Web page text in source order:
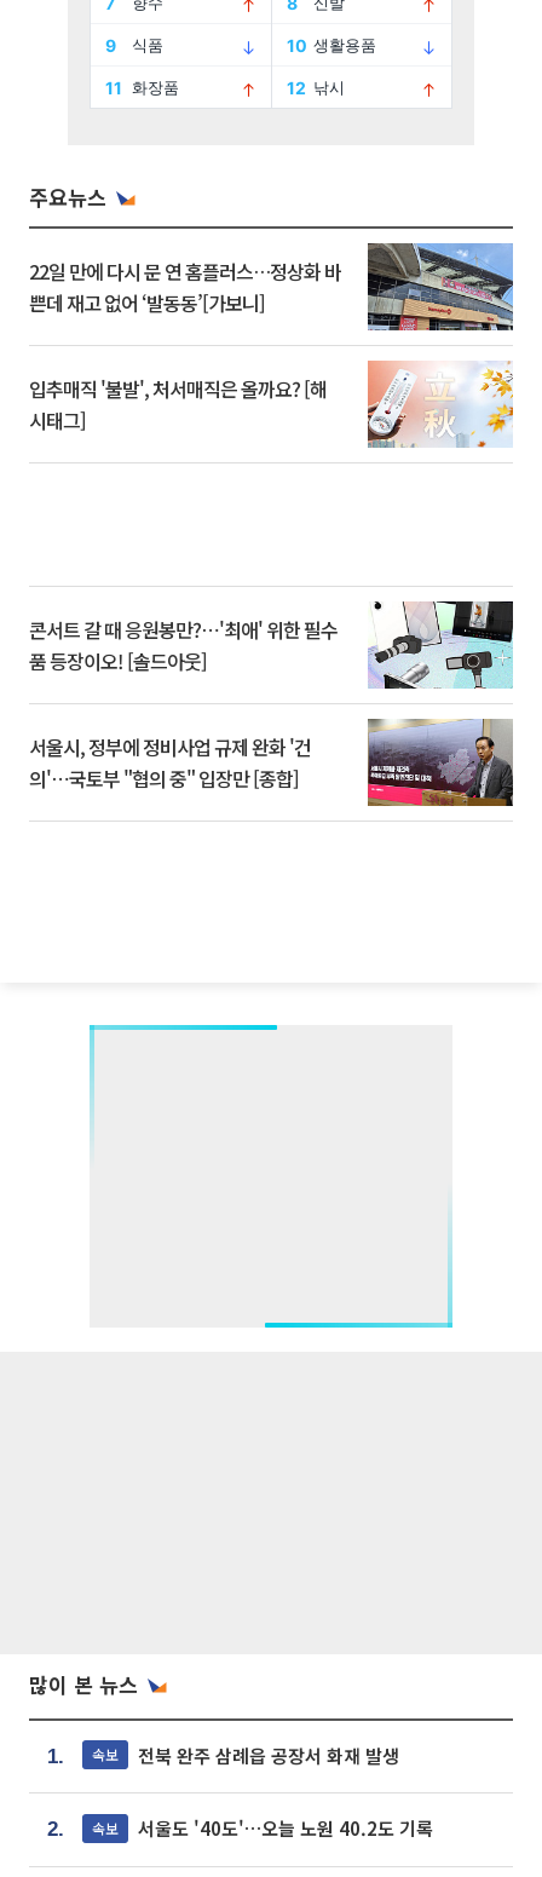
주요뉴스
22일 만에 다시 문 연 홈플러스…정상화 바
쁜데 재고 없어 ‘발동동’[가보니]
입추매직 '불발', 처서매직은 올까요? [해
시태그]
콘서트 갈 때 응원봉만?⋯'최애' 위한 필수
품 등장이오! [솔드아웃]
서울시, 정부에 정비사업 규제 완화 '건
의'⋯국토부 "협의 중" 입장만 [종합]
많이 본 뉴스
1. 속보 전북 완주 삼례읍 공장서 화재 발생
2. 속보 서울도 '40도'…오늘 노원 40.2도 기록